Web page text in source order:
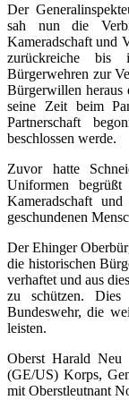
Der
sah nun die
Kameradschaft und
zurückreiche bis
Bürgerwehren zur
Bürgerwillen heraus
seine Zeit beim
Partnerschaft
beschlossen werde.
Zuvor hatte
Uniformen
Kameradschaft
geschundenen
Der Ehinger
die historischen
verhaftet und aus
zu schützen.
Bundeswehr, die
leisten.
Oberst Harald Neu
(GE/US) Korps,
mit Oberstleutnant